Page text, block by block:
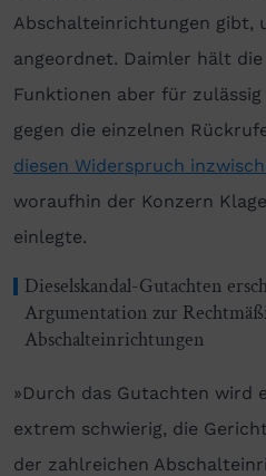
Abschalteinrichtungen gibt,
angeordnet. Daimler hält
Funktionen aber für
gegen die einzelnen
diesen Widerspruch
woraufhin der Konzern
einlegte.
Dieselskandal-Gutachten
Argumentation zur
Abschalteinrichtungen
»Durch das Gutachten wird
extrem schwierig, die
der zahlreichen